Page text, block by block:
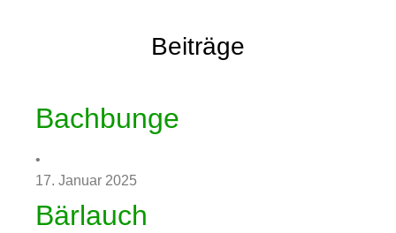
Beiträge
Bachbunge
•
17. Januar 2025
Bärlauch